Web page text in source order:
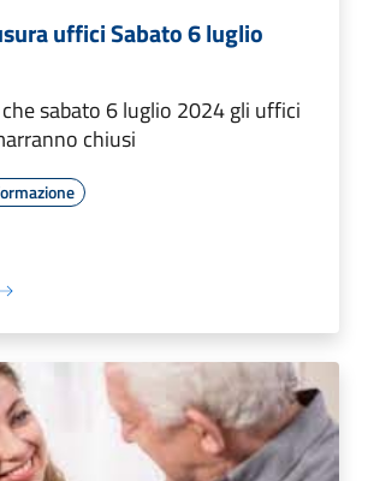
uffici Sabato 6 luglio
sabato 6 luglio 2024 gli uffici
chiusi